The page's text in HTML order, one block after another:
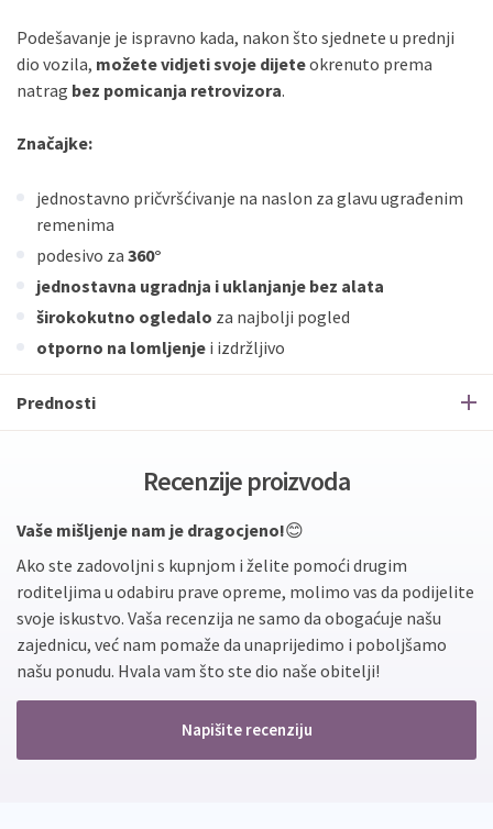
Podešavanje je ispravno kada, nakon što sjednete u prednji
dio vozila, možete vidjeti svoje dijeteokrenuto prema
natrag bez pomicanja retrovizora.
Značajke:
jednostavno pričvršćivanje na naslon za glavu ugrađenim
remenima
podesivo za 360°
jednostavna ugradnja i uklanjanje bez alata
širokokutno ogledalo za najbolji pogled
otporno na lomljenje i izdržljivo
Prednosti
Recenzije proizvoda
Vaše mišljenje nam je dragocjeno!😊
Ako ste zadovoljni s kupnjom i želite pomoći drugim
roditeljima u odabiru prave opreme, molimo vas da podijelite
svoje iskustvo. Vaša recenzija ne samo da obogaćuje našu
zajednicu, već nam pomaže da unaprijedimo i poboljšamo
našu ponudu. Hvala vam što ste dio naše obitelji!
Napišite recenziju